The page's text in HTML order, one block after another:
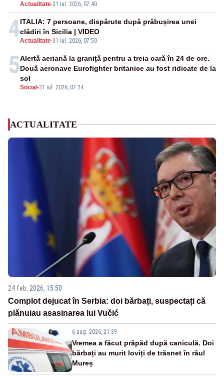
Actualitate-31 iul. 2026, 07:40
4Actualitate-31 iul. 2026, 07:50
ITALIA: 7 persoane, dispărute după prăbușirea unei
clădiri în Sicilia | VIDEO
5
Social -31 iul. 2026, 07:24
Alertă aeriană la graniță pentru a treia oară în 24 de ore.
Două aeronave Eurofighter britanice au fost ridicate de la
sol
ACTUALITATE
24 feb. 2026, 15:50
Complot dejucat în Serbia: doi bărbați, suspectați că
plănuiau asasinarea lui Vučić
6 aug. 2026, 21:39
Vremea a făcut prăpăd după caniculă. Doi
bărbați au murit loviți de trăsnet în râul
Mureș